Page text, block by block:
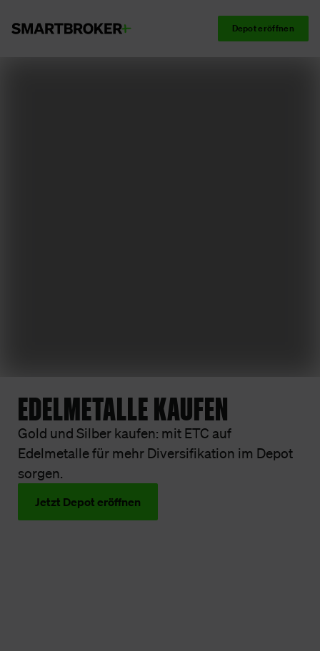
Depot eröffnen
EDELMETALLE KAUFEN
Gold und Silber kaufen: mit ETC auf
Edelmetalle für mehr Diversifikation im Depot
sorgen.
Jetzt Depot eröffnen